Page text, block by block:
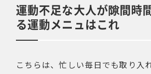
運動不足な大人が隙間時
る運動メニュはこれ
こちらは、忙しい毎日でも取り入